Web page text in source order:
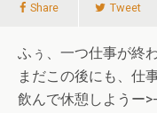
Share Tweet
ふぅ、一つ仕事が終
まだこの後にも、仕
飲んで休憩しようー